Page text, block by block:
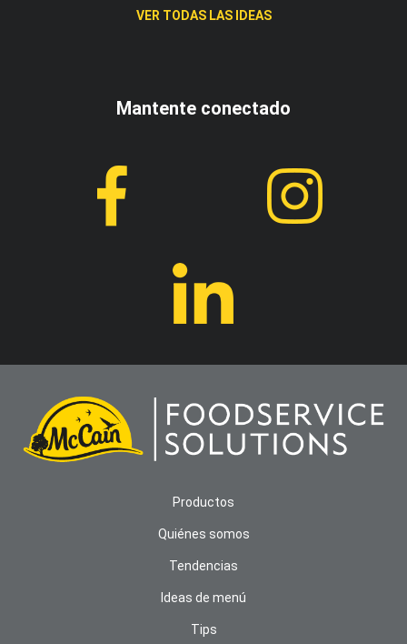
VER TODAS LAS IDEAS
Mantente conectado
Productos
Quiénes somos
Tendencias
Ideas de menú
Tips